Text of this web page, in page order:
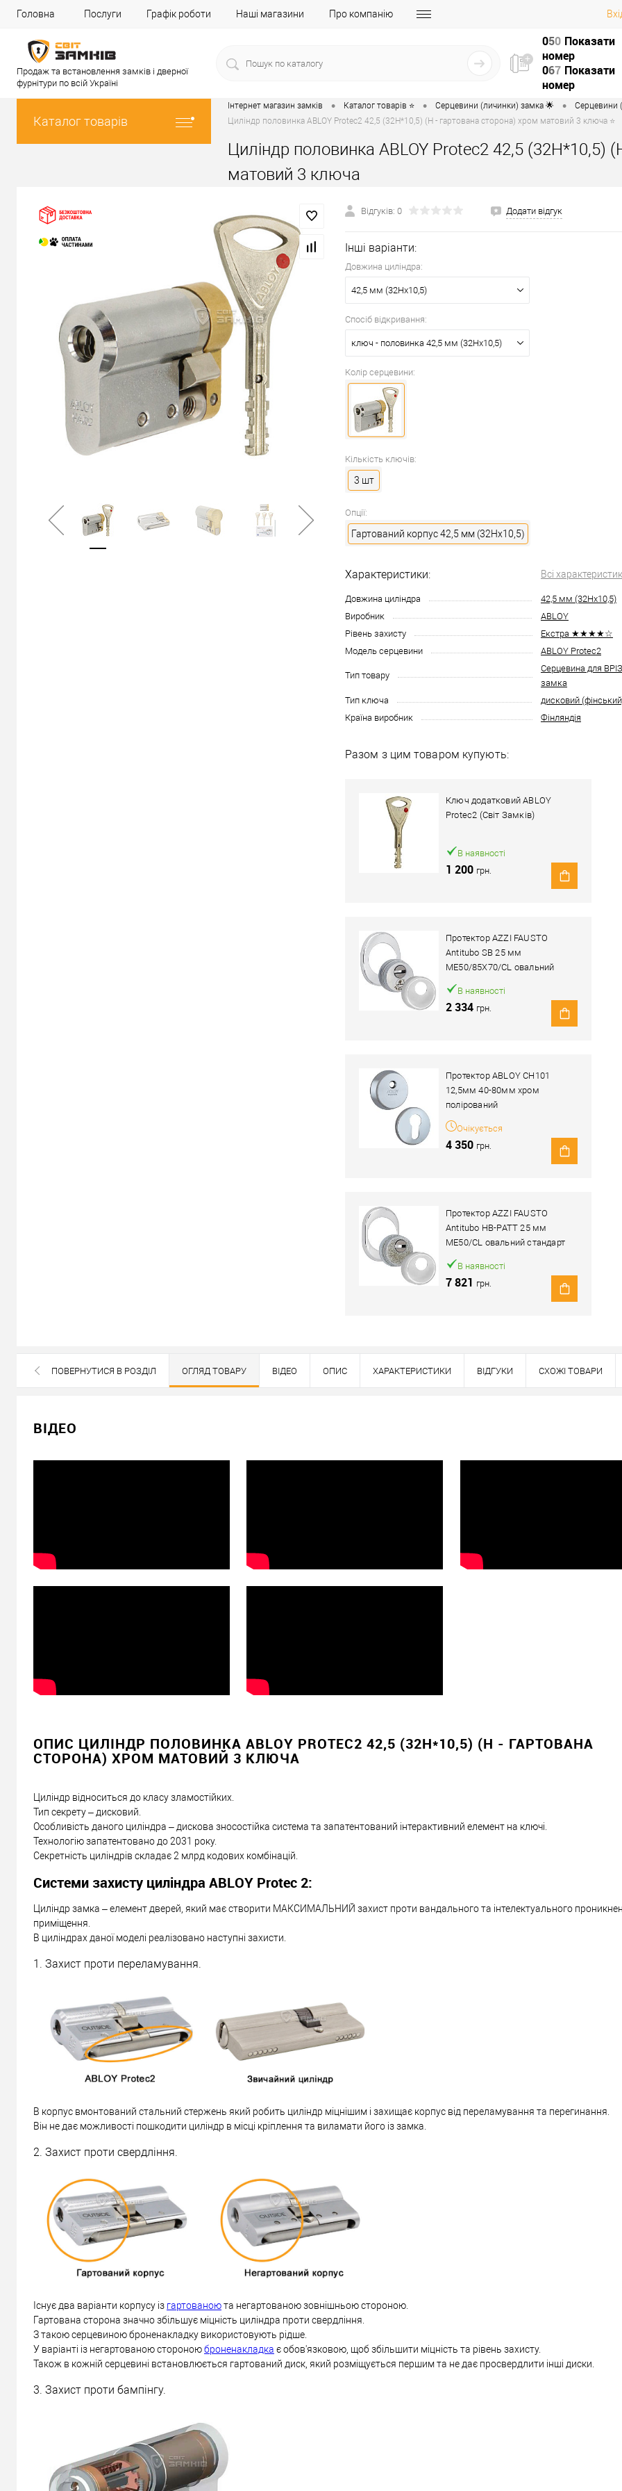
Головна Послуги Графік роботи Наші магазини Про компанію
Продаж та встановлення замків і дверної
фурнітури по всій Україні
050 Показати
номер
067 Показати
номер
Каталог товарів
Інтернет магазин замків • Каталог товарів ⭐ • Серцевини (личинки) замка 🌟 • Серцевини
Циліндр половинка ABLOY Protec2 42,5 (32H*10,5) (H - гартована сторона) хром матовий 3 ключа ⭐
Циліндр половинка ABLOY Protec2 42,5 (32H*10,5)
матовий 3 ключа
Відгуків: 0 Додати відгук
Інші варіанти:
Довжина циліндра:
42,5 мм (32Hx10,5)
Спосіб відкривання:
ключ - половинка 42,5 мм (32Hx10,5)
Колір серцевини:
Кількість ключів:
3 шт
Опції:
Гартований корпус 42,5 мм (32Hx10,5)
Характеристики: Всі
Довжина циліндра
42,5 мм (32Hx10,5)
Виробник
ABLOY
Рівень захисту
Екстра ★★★★☆
Модель серцевини
ABLOY Protec2
Тип товару
Серцевина для
замка
Тип ключа
дисковий
Країна виробник
Фінляндія
Разом з цим товаром купують:
Ключ додатковий ABLOY
Protec2 (Світ Замків)
В наявності
1 200 грн.
Протектор AZZI FAUSTO
Antitubo SB 25 мм
ME50/85X70/CL овальний
широкий хром полірований
В наявності
2 334 грн.
Протектор ABLOY CH101
12,5мм 40-80мм хром
полірований
Очікується
4 350 грн.
Протектор AZZI FAUSTO
Antitubo HB-PATT 25 мм
ME50/CL овальний стандарт
хром полірований
В наявності
7 821 грн.
В наявності
Наявність в роздрібних магазинах
Оплата
Доставка серцевин від 4000 грн здійснюється безкоштовно
ПОВЕРНУТИСЯ В РОЗДІЛ ОГЛЯД ТОВАРУ ВІДЕО ОПИС ХАРАКТЕРИСТИКИ ВІДГУКИ СХОЖІ ТОВАРИ
ВІДЕО
ОПИС ЦИЛІНДР ПОЛОВИНКА ABLOY PROTEC2 42,5 (32H*10,5) (H - ГАРТОВАНА
СТОРОНА) ХРОМ МАТОВИЙ 3 КЛЮЧА
Циліндр відноситься до класу зламостійких.
Тип секрету – дисковий.
Особливість даного циліндра – дискова зносостійка система та запатентований інтерактивний елемент на ключі.
Технологію запатентовано до 2031 року.
Секретність циліндрів складає 2 млрд кодових комбінацій.
Системи захисту циліндра ABLOY Protec 2:
Циліндр замка – елемент дверей, який має створити МАКСИМАЛЬНИЙ захист проти вандального та інтелектуального
приміщення.
В циліндрах даної моделі реалізовано наступні захисти.
1. Захист проти переламування.
В корпус вмонтований стальний стержень який робить циліндр міцнішим і захищає корпус від переламування та перегинання.
Він не дає можливості пошкодити циліндр в місці кріплення та виламати його із замка.
2. Захист проти свердління.
Існує два варіанти корпусу із гартованоюта негартованою зовнішньою стороною.
Гартована сторона значно збільшує міцність циліндра проти свердління.
З такою серцевиною броненакладку використовують рідше.
У варіанті із негартованою стороноюброненакладка є обов'язковою, щоб збільшити міцність та рівень захисту.
Також в кожній серцевині встановлюється гартований диск, який розміщується першим та не дає просвердлити інші диски.
3. Захист проти бампінгу.